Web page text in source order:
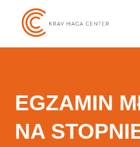
EGZAMIN
NA